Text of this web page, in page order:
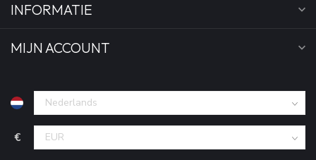
INFORMATIE
MIJN ACCOUNT
€